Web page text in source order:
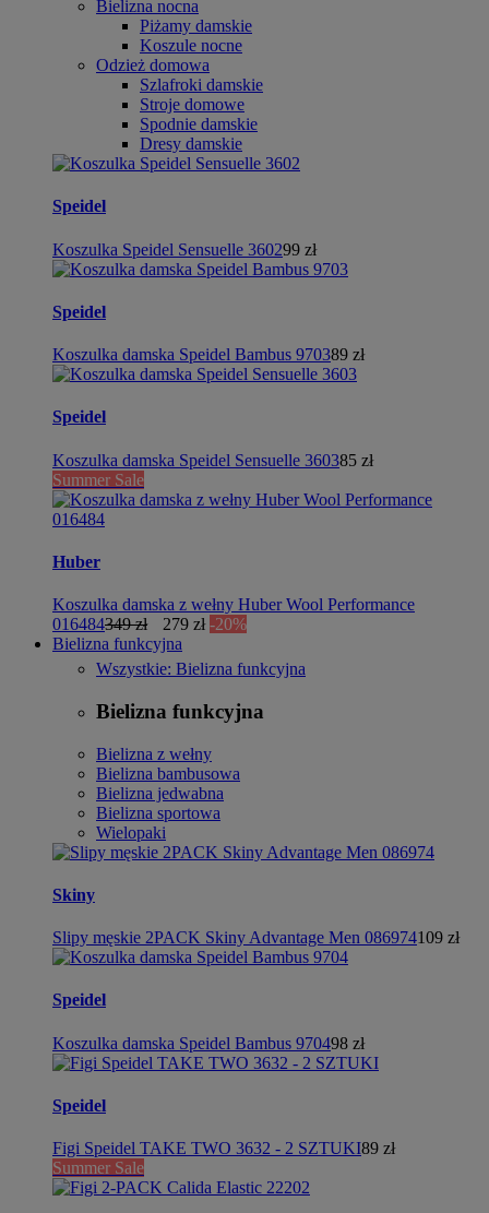
Bielizna nocna
Piżamy damskie
Koszule nocne
Odzież domowa
Szlafroki damskie
Stroje domowe
Spodnie damskie
Dresy damskie
Speidel
Koszulka Speidel Sensuelle 360299 zł
Speidel
Koszulka damska Speidel Bambus 970389 zł
Speidel
Koszulka damska Speidel Sensuelle 360385 zł
Summer Sale
Huber
Koszulka damska z wełny Huber Wool Performance
016484349 zł 279 zł -20%
Bielizna funkcyjna
Wszystkie: Bielizna funkcyjna
Bielizna funkcyjna
Bielizna z wełny
Bielizna bambusowa
Bielizna jedwabna
Bielizna sportowa
Wielopaki
Skiny
Slipy męskie 2PACK Skiny Advantage Men 086974109 zł
Speidel
Koszulka damska Speidel Bambus 970498 zł
Speidel
Figi Speidel TAKE TWO 3632 - 2 SZTUKI89 zł
Summer Sale